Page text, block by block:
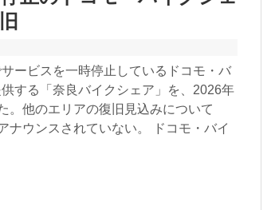
ービスを一時停止しているドコモ・バ
する「奈良バイクシェア」を、2026年
。他のエリアの復旧見込みについて
ナウンスされていない。 ドコモ・バイ